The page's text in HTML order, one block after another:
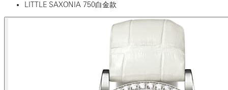
LITTLE SAXONIA 750白金款